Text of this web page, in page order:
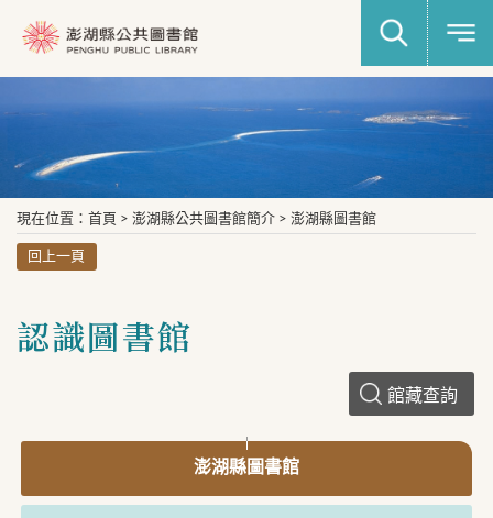
現在位置 ： 首頁 > 澎湖縣公共圖書館簡介 > 澎湖縣圖書館
回上一頁
認識圖書館
館藏查詢
澎湖縣圖書館